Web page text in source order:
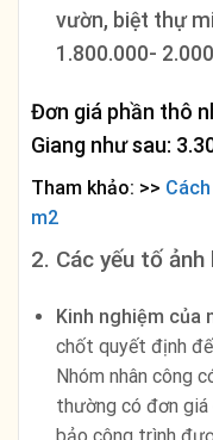
vườn, biệt thự
1.800.000-
Đơn giá phần thô
Giang như sau:
Tham khảo: >>
m2
2. Các yếu tố
Kinh nghiệm của
chốt quyết định
Nhóm nhân công
thường có đơn giá